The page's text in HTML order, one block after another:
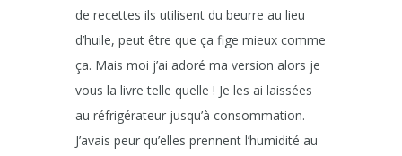
de recettes ils utilisent du beurre au lieu
d’huile, peut être que ça fige mieux comme
ça. Mais moi j’ai adoré ma version alors je
vous la livre telle quelle ! Je les ai laissées
au réfrigérateur jusqu’à consommation.
J’avais peur qu’elles prennent l’humidité au